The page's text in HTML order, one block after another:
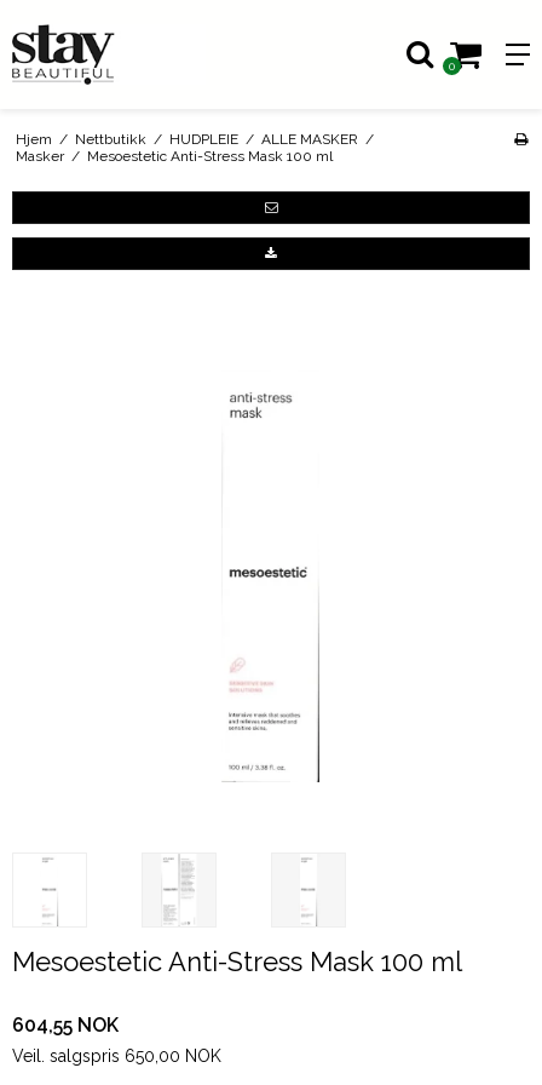
0
Hjem / Nettbutikk / HUDPLEIE / ALLE MASKER /
Masker / Mesoestetic Anti-Stress Mask 100 ml
Mesoestetic Anti-Stress Mask 100 ml
604,55 NOK
Veil. salgspris 650,00 NOK